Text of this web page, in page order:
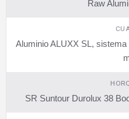
Raw
Aluminio ALUXX SL,
SR Suntour Durolux 38